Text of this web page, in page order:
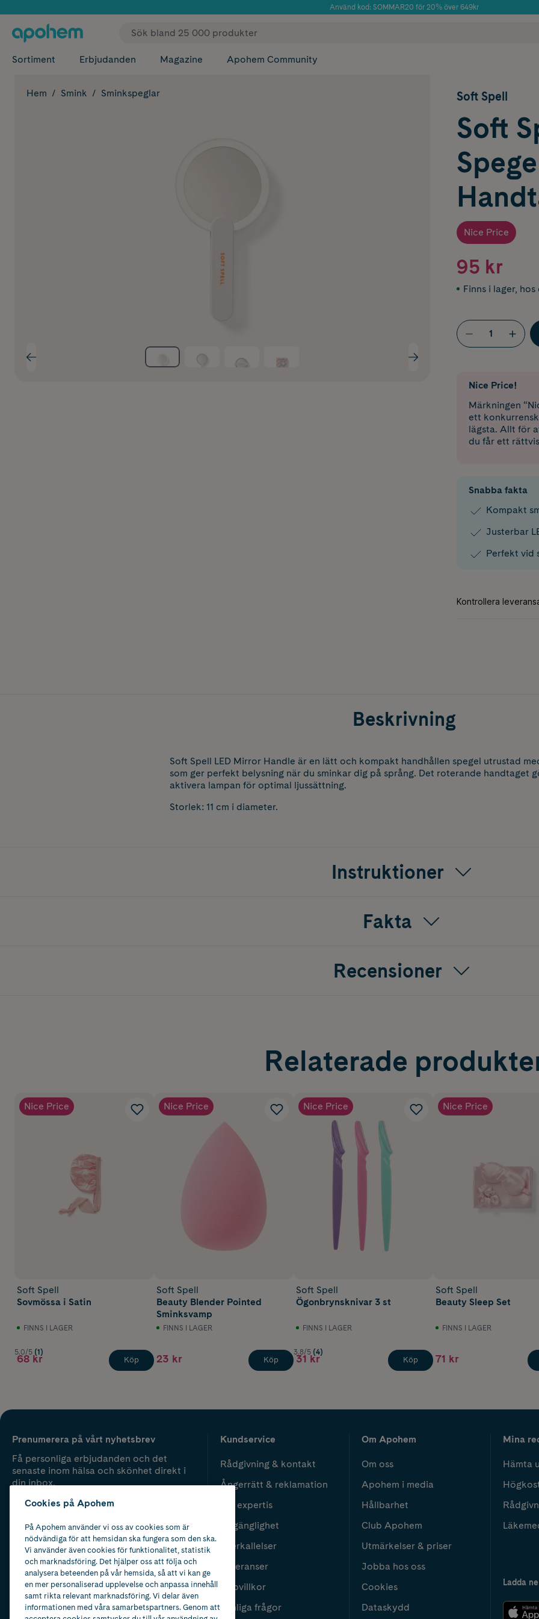
Använd kod: SOMMAR20 för 20% över 649kr
✓ Fri frakt
Sortiment Erbjudanden Magazine Apohem Community
Hem Smink Sminkspeglar Soft Spell
Soft
Nice Price
95 kr
Finns i lager, hos
Nice Price!
Märkningen
ett
lägsta. Allt för
du får ett
Snabba fakta
Kompakt
Justerbar
Perfekt vid
Beskrivning
Soft Spell LED Mirror Handle är en lätt och kompakt handhållen spegel utrustad
som ger perfekt belysning när du sminkar dig på språng. Det roterande handtaget
aktivera lampan för optimal ljussättning.
Storlek: 11 cm i diameter.
Instruktioner
Fakta
Recensioner
Relaterade
Nice Price
Soft Spell
Sovmössa i Satin
FINNS I LAGER
5.0/5 (1)
68 kr Köp
Nice Price
Soft Spell
Beauty Blender Pointed
Sminksvamp
FINNS I LAGER
23 kr Köp
Nice Price
Soft Spell
Ögonbrynsknivar 3 st
FINNS I LAGER
3.8/5 (4)
31 kr Köp
Nice Price
Soft Spell
Beauty Sleep Set
FINNS I LAGER
71 kr
Prenumerera på vårt nyhetsbrev
Få personliga erbjudanden och det
senaste inom hälsa och skönhet direkt i
din inbox.
Kundservice
Rådgivning & kontakt
Ångerrätt & reklamation
Vår expertis
Tillgänglighet
Återkallelser
Leveranser
Köpvillkor
Vanliga frågor
Om Apohem
Om oss
Apohem i media
Hållbarhet
Club Apohem
Utmärkelser & priser
Jobba hos oss
Cookies
Dataskydd
Mina
Hämta
Ladda
Cookies på Apohem
På Apohem använder vi oss av cookies som är
nödvändiga för att hemsidan ska fungera som den ska.
Vi använder även cookies för funktionalitet, statistik
och marknadsföring. Det hjälper oss att följa och
analysera beteenden på vår hemsida, så att vi kan ge
en mer personaliserad upplevelse och anpassa innehåll
samt rikta relevant marknadsföring. Vi delar även
informationen med våra samarbetspartners. Genom att